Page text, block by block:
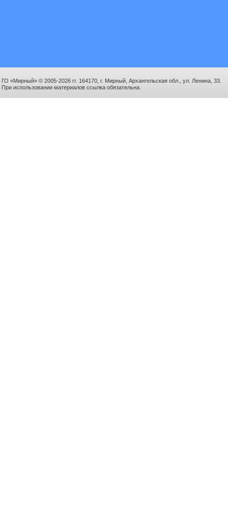
ГО «Мирный» © 2005-2026 гг. 164170, г. Мирный, Архангельская обл., ул. Ленина, 33.
При использовании материалов ссылка обязательна.